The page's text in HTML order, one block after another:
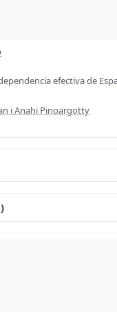
efectiva de
i Anahi Pinoargotty